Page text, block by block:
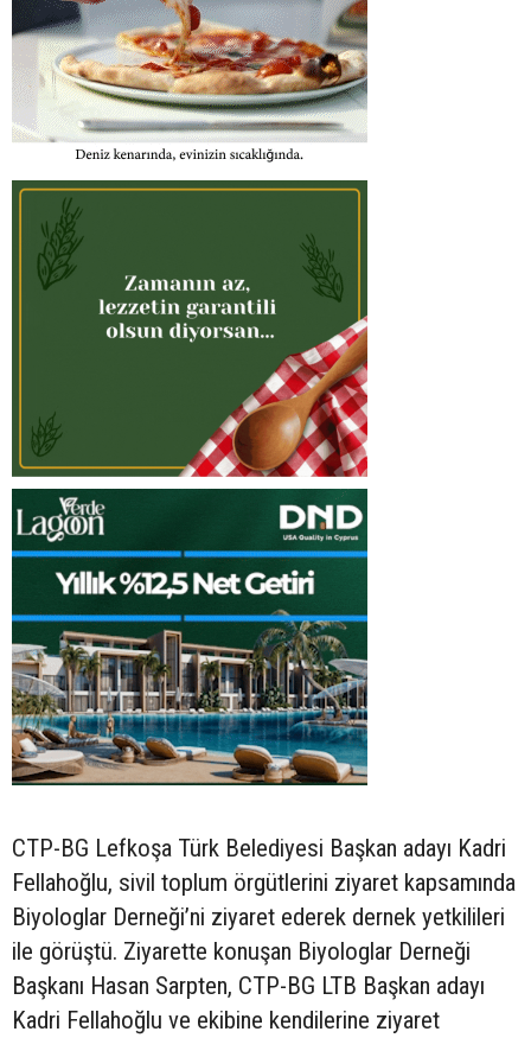
CTP-BG Lefkoşa Türk Belediyesi Başkan adayı Kadri
Fellahoğlu, sivil toplum örgütlerini ziyaret kapsamında
Biyologlar Derneği’ni ziyaret ederek dernek yetkilileri
ile görüştü. Ziyarette konuşan Biyologlar Derneği
Başkanı Hasan Sarpten, CTP-BG LTB Başkan adayı
Kadri Fellahoğlu ve ekibine kendilerine ziyaret